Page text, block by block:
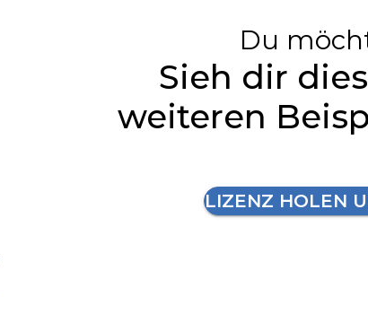
Du
Sieh dir
weiteren
LIZENZ HOLEN